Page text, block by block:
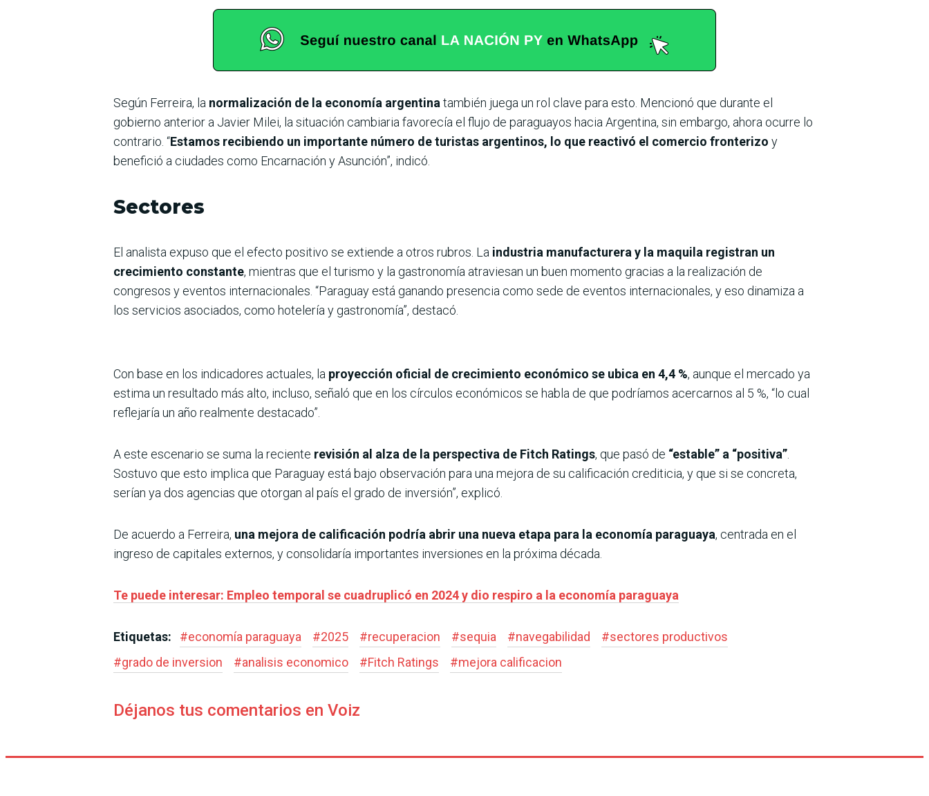
Según Ferreira, la normalización de la economía argentina también juega un rol clave para esto. Mencionó que durante el
gobierno anterior a Javier Milei, la situación cambiaria favorecía el flujo de paraguayos hacia Argentina, sin embargo, ahora ocurre lo
contrario. “Estamos recibiendo un importante número de turistas argentinos, lo que reactivó el comercio fronterizo y
benefició a ciudades como Encarnación y Asunción”, indicó.
Sectores
El analista expuso que el efecto positivo se extiende a otros rubros. La industria manufacturera y la maquila registran un
crecimiento constante, mientras que el turismo y la gastronomía atraviesan un buen momento gracias a la realización de
congresos y eventos internacionales. “Paraguay está ganando presencia como sede de eventos internacionales, y eso dinamiza a
los servicios asociados, como hotelería y gastronomía”, destacó.
Con base en los indicadores actuales, la proyección oficial de crecimiento económico se ubica en 4,4 %, aunque el mercado ya
estima un resultado más alto, incluso, señaló que en los círculos económicos se habla de que podríamos acercarnos al 5 %, “lo cual
reflejaría un año realmente destacado”.
A este escenario se suma la reciente revisión al alza de la perspectiva de Fitch Ratings, que pasó de “estable” a “positiva”
Sostuvo que esto implica que Paraguay está bajo observación para una mejora de su calificación crediticia, y que si se concreta,
serían ya dos agencias que otorgan al país el grado de inversión”, explicó.
De acuerdo a Ferreira, una mejora de calificación podría abrir una nueva etapa para la economía paraguaya, centrada en el
ingreso de capitales externos, y consolidaría importantes inversiones en la próxima década.
Te puede interesar: Empleo temporal se cuadruplicó en 2024 y dio respiro a la economía paraguaya
Etiquetas: #economía paraguaya #2025 #recuperacion #sequia #navegabilidad #sectores productivos
#grado de inversion #analisis economico #Fitch Ratings #mejora calificacion
Déjanos tus comentarios en Voiz